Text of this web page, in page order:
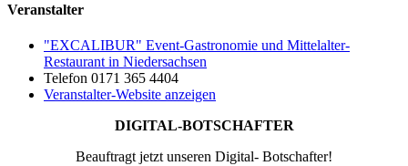
Veranstalter
"EXCALIBUR" Event-Gastronomie und Mittelalter-
Restaurant in Niedersachsen
Telefon 0171 365 4404
Veranstalter-Website anzeigen
DIGITAL-BOTSCHAFTER
Beauftragt jetzt unseren Digital- Botschafter!